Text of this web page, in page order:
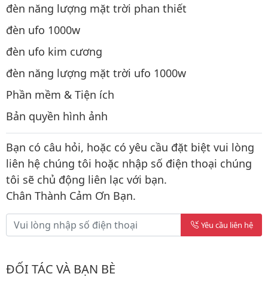
đèn năng lượng mặt trời phan thiết
đèn ufo 1000w
đèn ufo kim cương
đèn năng lượng mặt trời ufo 1000w
Phần mềm & Tiện ích
Bản quyền hình ảnh
Bạn có câu hỏi, hoặc có yêu cầu đặt biệt vui lòng
liên hệ chúng tôi hoặc nhập số điện thoại chúng
tôi sẽ chủ động liên lạc với bạn.
Chân Thành Cảm Ơn Bạn.
Yêu cầu liên hệ
ĐỐI TÁC VÀ BẠN BÈ